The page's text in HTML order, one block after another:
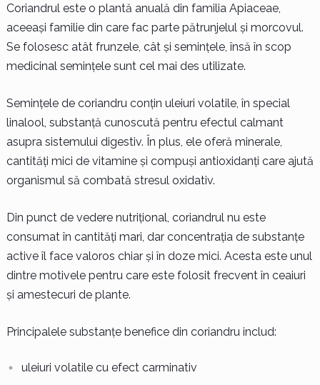
Coriandrul este o plantă anuală din familia Apiaceae,
aceeași familie din care fac parte pătrunjelul și morcovul.
Se folosesc atât frunzele, cât și semințele, însă în scop
medicinal semințele sunt cel mai des utilizate.
Semințele de coriandru conțin uleiuri volatile, în special
linalool, substanță cunoscută pentru efectul calmant
asupra sistemului digestiv. În plus, ele oferă minerale,
cantități mici de vitamine și compuși antioxidanți care ajută
organismul să combată stresul oxidativ.
Din punct de vedere nutrițional, coriandrul nu este
consumat în cantități mari, dar concentrația de substanțe
active îl face valoros chiar și în doze mici. Acesta este unul
dintre motivele pentru care este folosit frecvent în ceaiuri
și amestecuri de plante.
Principalele substanțe benefice din coriandru includ:
uleiuri volatile cu efect carminativ